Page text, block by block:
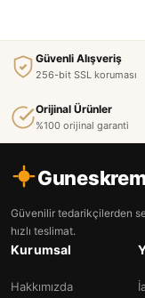
Güvenli Alışveriş
256-bit SSL koruması
Orijinal Ürünler
%100 orijinal garanti
Güvenilir tedarikçilerden
hızlı teslimat.
Kurumsal
Hakkımızda